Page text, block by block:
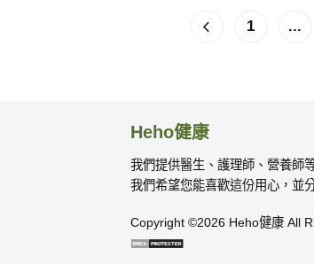
1 ...
Heho健康
我們提供醫生、護理師、營養師
我們希望您能喜歡這份用心，並
Copyright ©2026 Heho健康 All